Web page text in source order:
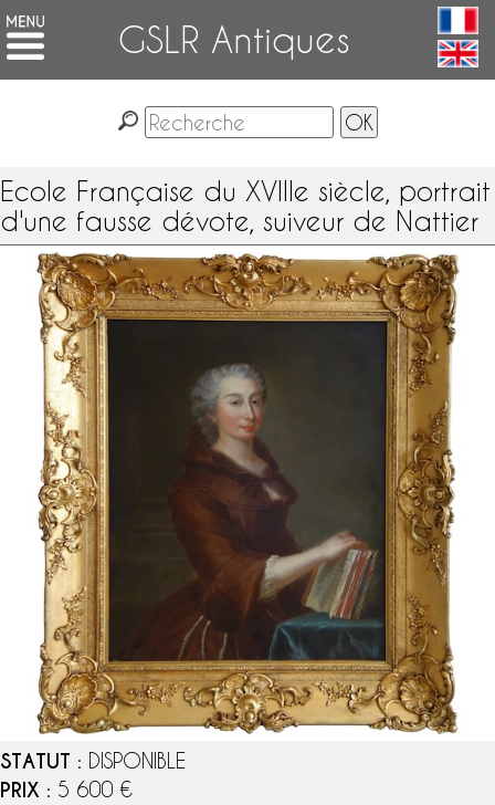
GSLR Antiques
Ecole Française du XVIIIe siècle, portrait
d'une fausse dévote, suiveur de Nattier
STATUT : DISPONIBLE
PRIX : 5 600 €